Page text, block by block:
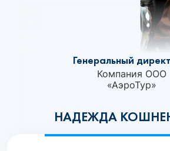
НАДЕЖДА
Генеральный
Компания ООО
«АэроТур»